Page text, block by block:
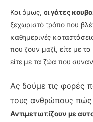
Και όμως,οι γάτες
ξεχωριστό τρόπο που
καθημερινές
που ζουν μαζί, είτε με τα
είτε με τα ζώα που
Ας δούμε τις φορές
τους ανθρώπους πώς
Αντιμετωπίζουν με